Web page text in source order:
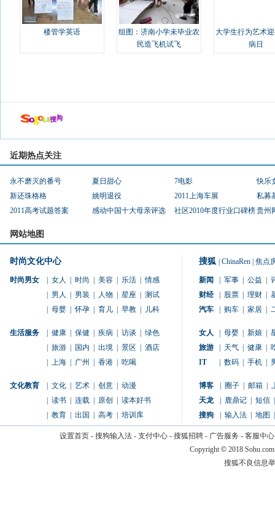
楼管学英语
组图：济南小学未毕业农
民造飞机试飞
大学生行为艺术
病日
近期热点关注
永不磨灭的番号 夏日甜心 7电影
快乐
新还珠格格
姚明退役 2011上海车展
私募
2011高考试题答案
感动中国十大母亲评选 社区2010年度行业口碑榜贵州
网站地图
时尚文化中心
时尚男女 女人 时尚 美容 乐活
情感
男人 男装 人物 星座
测试
母婴 怀孕 育儿 早教 儿科
生活服务 健康 保健 疾病 访谈
绿色
旅游 国内 出境 景区
酒店
上海 广州 香港 吃喝
文化教育 文化 艺术 创意
动漫
读书 连载 原创
读本好书
教育 出国 高考 培训库
搜狐 ChinaRen 焦点
新闻 军事 公益
财经
股票 理财
汽车
购车 家居
女人 母婴 新娘
旅游
天气 健康
IT
数码 手机
博客 圈子 邮箱
天龙
鹿鼎记 短信
搜狗
输入法 地图
设置首页- 搜狗输入法- 支付中心- 搜狐招聘- 广告服务 - 客服中心
Copyright © 2018
搜狐不良信息